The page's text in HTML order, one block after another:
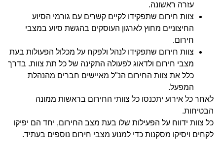
עזרה ראשונה.
צוות חירום שתפקידו לקיים קשרים עם גורמי הסיוע
החיצוניים מחוץ לארגון העוסקים בהגשת סיוע במצבי
חירום.
צוות חירום שתפקידו לנהל ולפקח על מכלול הפעולות בעת
מצבי חירום ולדאוג לפעולה התקינה של כל תת צוות. בדרך
כלל את צוות החירום הנ"ל מאיישים חברים מהנהלת
המפעל.
לאחר כל אירוע יתכנסו כל צוותי החירום בראשות ממונה
הבטיחות.
כל צוות ידווח על הפעילות שלו בעת מצב החירום, יחד הם יפיקו
לקחים ויסיקו מסקנות כדי למנוע מצבי חירום נוספים בעתיד.